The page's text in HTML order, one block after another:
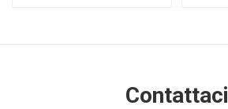
Contattaci